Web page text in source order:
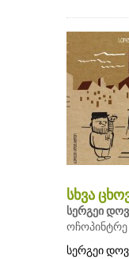
სხვა
სერგეი
ოჩოპინტრე
სერგეი